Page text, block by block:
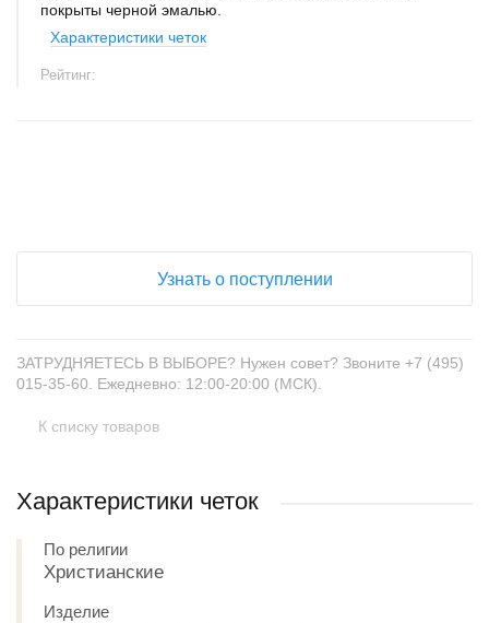
покрыты черной эмалью.
Характеристики четок
Рейтинг:
Узнать о поступлении
ЗАТРУДНЯЕТЕСЬ В ВЫБОРЕ? Нужен совет? Звоните +7 (495)
015-35-60. Ежедневно: 12:00-20:00 (МСК).
К списку товаров
Характеристики четок
По религии
Христианские
Изделие